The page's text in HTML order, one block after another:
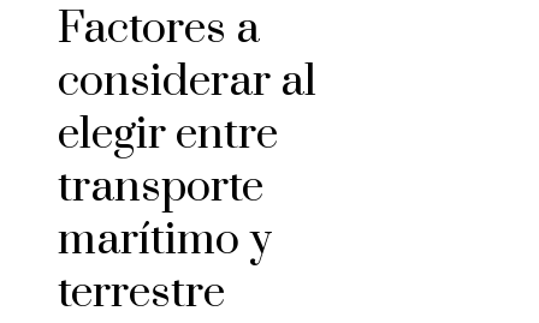
Factores a
considerar al
elegir entre
transporte
marítimo y
terrestre